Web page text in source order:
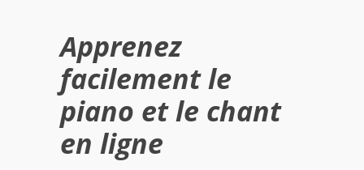
Apprenez
facilement le
piano et le chant
en ligne